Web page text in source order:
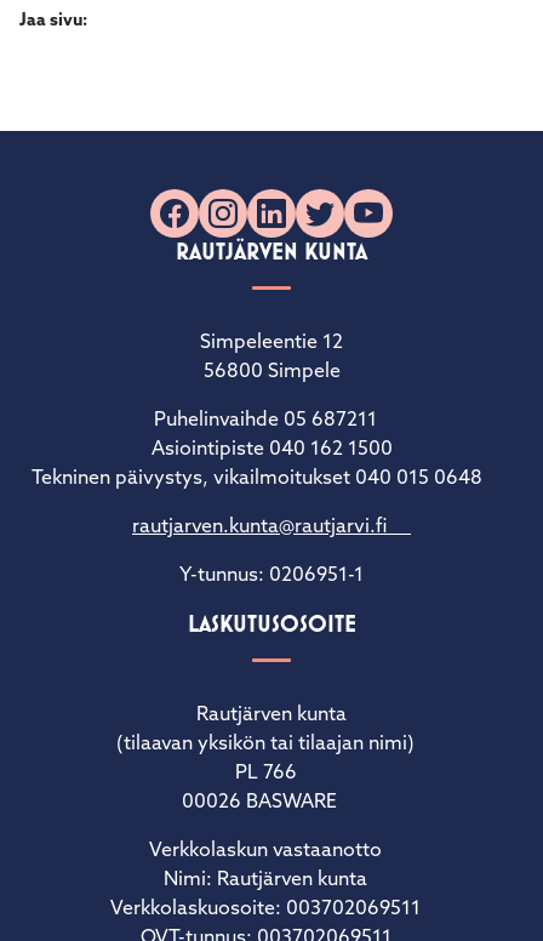
Jaa sivu:
Facebook
Instagram
LinkedIn
X YouTube
RAUTJÄRVEN KUNTA
Simpeleentie 12
56800 Simpele
Puhelinvaihde 05 687211
Asiointipiste 040 162 1500
Tekninen päivystys, vikailmoitukset 040 015 0648
rautjarven.kunta@rautjarvi.fi
Y-tunnus: 0206951-1
LASKUTUSOSOITE
Rautjärven kunta
(tilaavan yksikön tai tilaajan nimi)
PL 766
00026 BASWARE
Verkkolaskun vastaanotto
Nimi: Rautjärven kunta
Verkkolaskuosoite: 003702069511